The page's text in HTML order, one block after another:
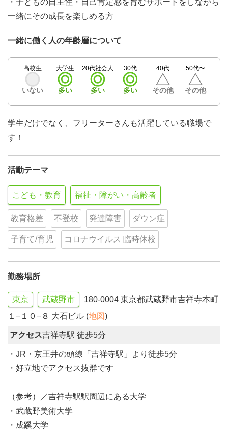
・子どもの自主性・自己肯定感を育むサポートをしながら
一緒にその成長を楽しめる方
一緒に働く人の年齢層について
高校生
いない
大学生
多い
20代社会人
多い
30代
多い
40代
その他
50代〜
その他
学生だけでなく、フリーターさんも活躍している職場で
す！
活動テーマ
こども・教育 福祉・障がい・高齢者
教育格差 不登校 発達障害 ダウン症
子育て/育児 コロナウイルス 臨時休校
勤務場所
東京 武蔵野市
180-0004 東京都武蔵野市吉祥寺本町
１−１０−８ 大石ビル (地図)
アクセス吉祥寺駅 徒歩5分
・JR・京王井の頭線「吉祥寺駅」より徒歩5分
・好立地でアクセス抜群です
（参考）／吉祥寺駅駅周辺にある大学
・武蔵野美術大学
・成蹊大学